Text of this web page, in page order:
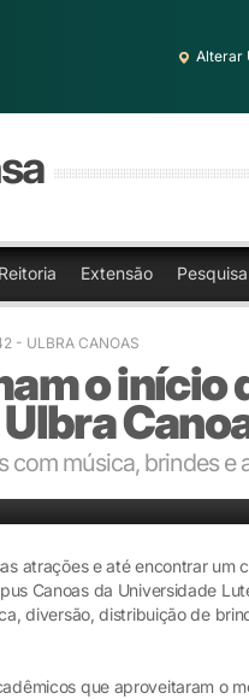
Alterar
Reitoria Extensão Pesquisa
- ULBRA CANOAS
o início
música, brindes e
atrações e até encontrar um
Canoas da Universidade
diversão, distribuição de
que aproveitaram o